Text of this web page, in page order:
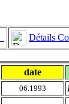
Détails
date
06.1993